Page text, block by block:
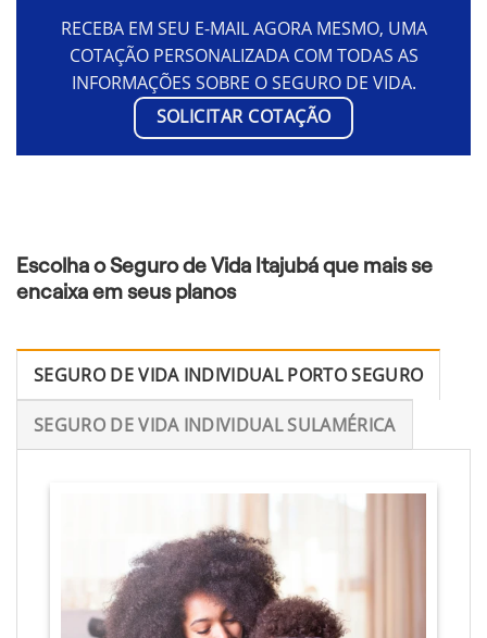
RECEBA EM SEU E-MAIL AGORA MESMO, UMA
COTAÇÃO PERSONALIZADA COM TODAS AS
INFORMAÇÕES SOBRE O SEGURO DE VIDA.
SOLICITAR COTAÇÃO
Escolha o Seguro de Vida Itajubá que mais se
encaixa em seus planos
SEGURO DE VIDA INDIVIDUAL PORTO SEGURO
SEGURO DE VIDA INDIVIDUAL SULAMÉRICA